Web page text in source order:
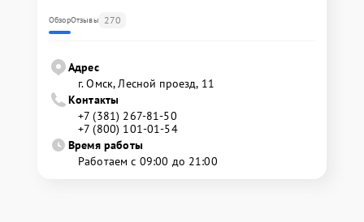
ОбзорОтзывы 270
Адрес
г. Омск, ​Лесной проезд, 11
Контакты
+7 (381) 267-81-50
+7 (800) 101-01-54
Время работы
Работаем с 09:00 до 21:00